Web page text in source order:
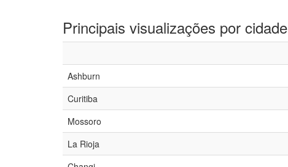
Principais visualizações por cidade
Ashburn
Curitiba
Mossoro
La Rioja